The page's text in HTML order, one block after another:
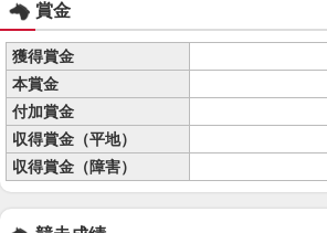
賞金
獲得賞金
本賞金
付加賞金
収得賞金（平地）
収得賞金（障害）